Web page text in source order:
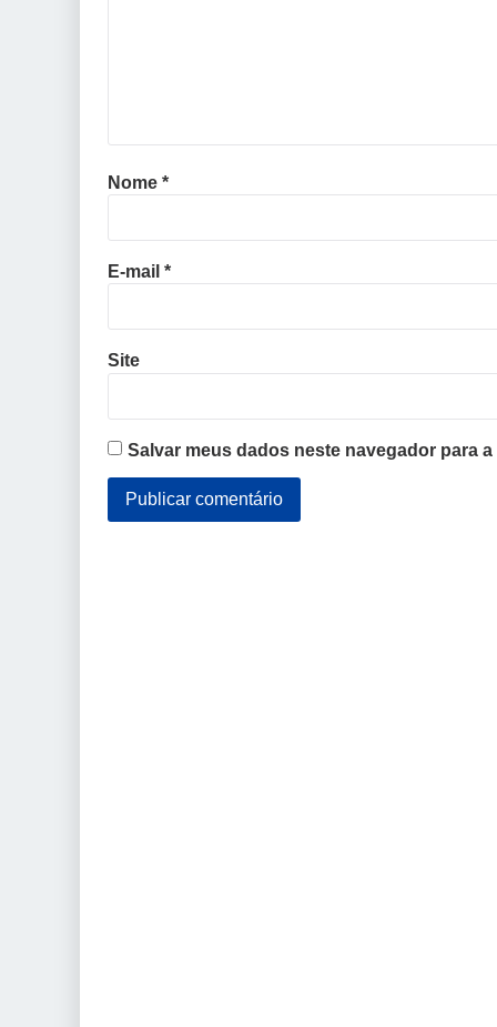
Nome *
E-mail *
Site
Salvar meus dados neste navegador para